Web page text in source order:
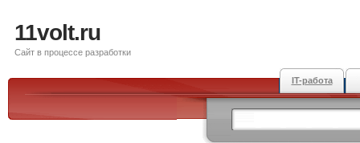
11volt.ru
Сайт в процессе разработки
IT-работа